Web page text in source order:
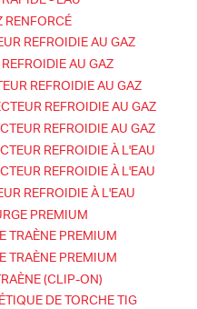
RENFORCÉ
REFROIDIE AU GAZ
AU GAZ
REFROIDIE AU GAZ
REFROIDIE AU GAZ
REFROIDIE AU GAZ
REFROIDIE À L'EAU
REFROIDIE À L'EAU
REFROIDIE À L'EAU
PREMIUM
TRAÈNE PREMIUM
TRAÈNE PREMIUM
(CLIP-ON)
DE TORCHE TIG